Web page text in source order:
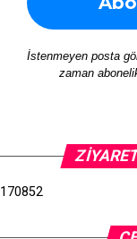
İstenmeyen posta
zaman
170852